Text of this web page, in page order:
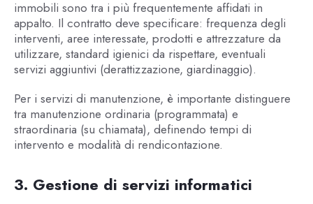
immobili sono tra i più frequentemente affidati in
appalto. Il contratto deve specificare: frequenza degli
interventi, aree interessate, prodotti e attrezzature da
utilizzare, standard igienici da rispettare, eventuali
servizi aggiuntivi (derattizzazione, giardinaggio).
Per i servizi di manutenzione, è importante distinguere
tra manutenzione ordinaria (programmata) e
straordinaria (su chiamata), definendo tempi di
intervento e modalità di rendicontazione.
3. Gestione di servizi informatici